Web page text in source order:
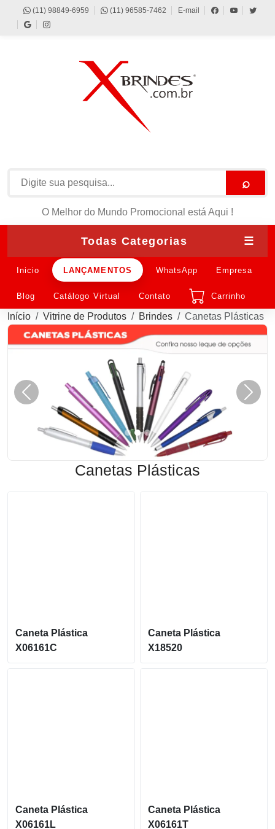
(11) 98849-6959 (11) 96585-7462 E-mail
⌕
O Melhor do Mundo Promocional está Aqui !
Todas Categorias ☰
Inicio LANÇAMENTOS WhatsApp Empresa
Blog Catálogo Virtual Contato Carrinho
Início Vitrine de Produtos Brindes Canetas Plásticas
Anterior
Canetas Plásticas
Caneta Plástica
X06161C
Caneta Plástica
X18520
Caneta Plástica
X06161L
Caneta Plástica
X06161T